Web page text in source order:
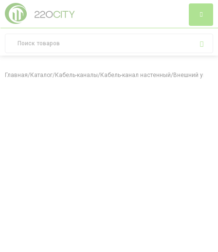
Главная/Каталог/Кабель-каналы/Кабель-канал настенный/Внешний угол